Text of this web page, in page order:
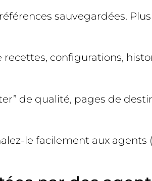
sauvegardées.
configurations,
de qualité, pages de
le facilement aux